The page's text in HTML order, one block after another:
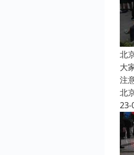
北
大
注
北
23-